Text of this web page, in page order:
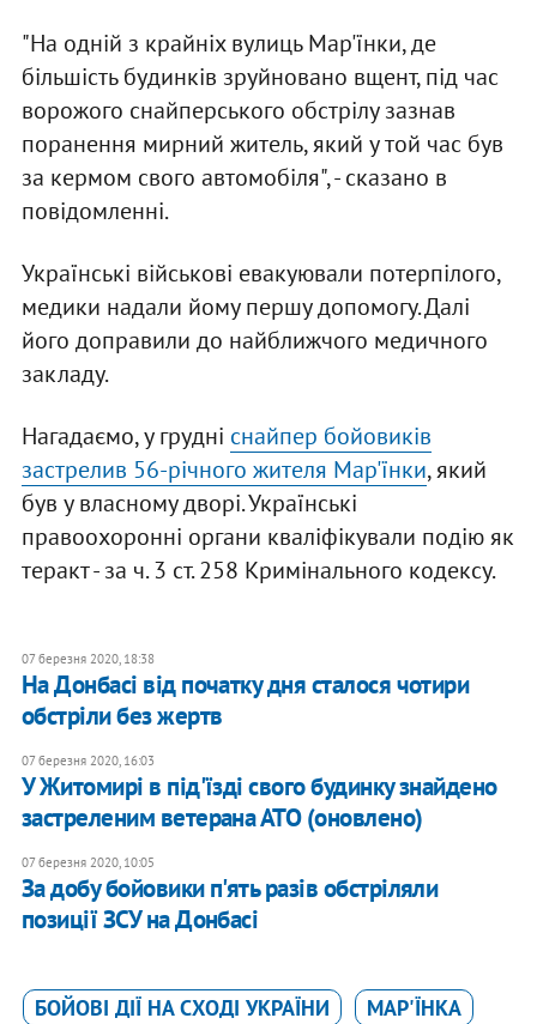
"На одній з крайніх вулиць Мар'їнки, де
більшість будинків зруйновано вщент, під час
ворожого снайперського обстрілу зазнав
поранення мирний житель, який у той час був
за кермом свого автомобіля", - сказано в
повідомленні.
Українські військові евакуювали потерпілого,
медики надали йому першу допомогу. Далі
його доправили до найближчого медичного
закладу.
Нагадаємо, у грудні снайпер бойовиків
застрелив 56-річного жителя Мар'їнки, який
був у власному дворі. Українські
правоохоронні органи кваліфікували подію як
теракт - за ч. 3 ст. 258 Кримінального кодексу.
07 березня 2020, 18:38
На Донбасі від початку дня сталося чотири
обстріли без жертв
07 березня 2020, 16:03
У Житомирі в під'їзді свого будинку знайдено
застреленим ветерана АТО (оновлено)
07 березня 2020, 10:05
За добу бойовики п'ять разів обстріляли
позиції ЗСУ на Донбасі
БОЙОВІ ДІЇ НА СХОДІ УКРАЇНИ МАР'ЇНКА